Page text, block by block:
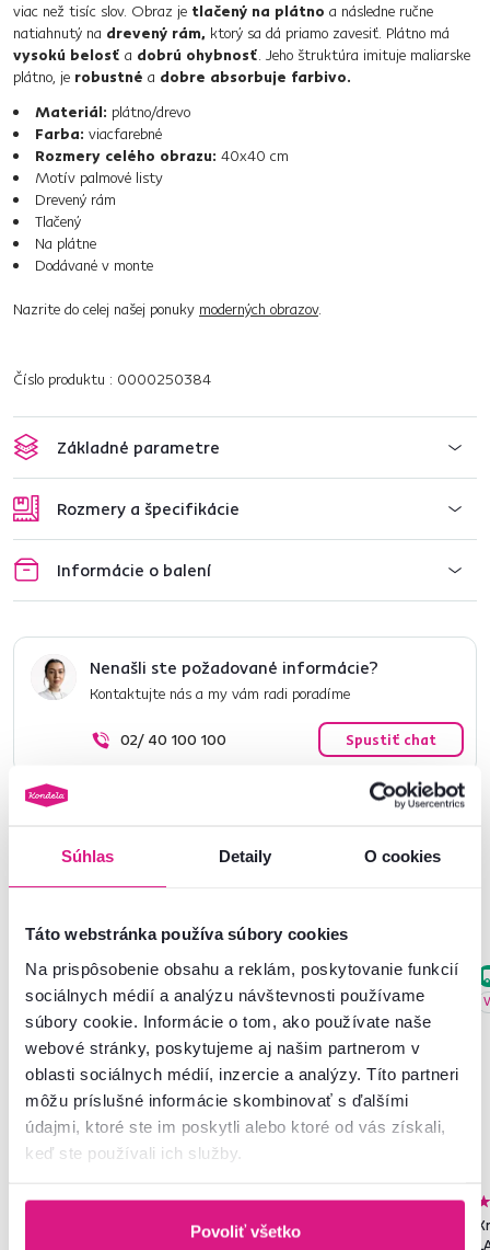
Súhlas Detaily O cookies
Táto webstránka používa súbory cookies
Na prispôsobenie obsahu a reklám, poskytovanie funkcií
sociálnych médií a analýzu návštevnosti používame
súbory cookie. Informácie o tom, ako používate naše
webové stránky, poskytujeme aj našim partnerom v
oblasti sociálnych médií, inzercie a analýzy. Títo partneri
môžu príslušné informácie skombinovať s ďalšími
údajmi, ktoré ste im poskytli alebo ktoré od vás získali,
keď ste používali ich služby.
Povoliť všetko
viac než tisíc slov. Obraz je tlačený na plátno a následne ručne
natiahnutý na drevený rám, ktorý sa dá priamo zavesiť. Plátno má
vysokú belosť a dobrú ohybnosť. Jeho štruktúra imituje maliarske
plátno, je robustné a dobre absorbuje farbivo.
Materiál: plátno/drevo
Farba: viacfarebné
Rozmery celého obrazu: 40x40 cm
Motív palmové listy
Drevený rám
Tlačený
Na plátne
Dodávané v monte
Nazrite do celej našej ponuky moderných obrazov.
Číslo produktu : 0000250384
Základné parametre
Rozmery a špecifikácie
Informácie o balení
Nenašli ste požadované informácie?
Kontaktujte nás a my vám radi poradíme
02/ 40 100 100 Spustiť chat
Podobné produkty
Slovenský výrobok
4,8 271
Skriňa, policová, dvojdverová,
Zadarmo
Slovenský výrobok
Novinka
4,7 13
Rozkladacia posteľ, sivozelená,